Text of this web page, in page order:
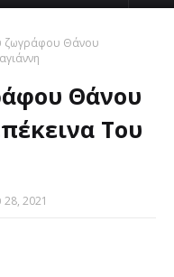
ζωγράφου Θάνου
Θάνου
Του
2021